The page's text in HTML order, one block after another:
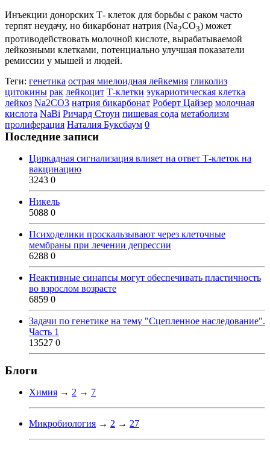
Инъекции донорских Т- клеток для борьбы с раком часто
терпят неудачу, но бикарбонат натрия (Na2CO3) может
противодействовать молочной кислоте, вырабатываемой
лейкозными клетками, потенциально улучшая показатели
ремиссии у мышей и людей.
Теги: генетика острая миелоидная лейкемия гликолиз
цитокины рак лейкоцит Т-клетки эукариотическая клетка
лейкоз Na2CO3 натрия бикарбонат Роберт Цайзер молочная
кислота NaBi Ричард Стоун пищевая сода метаболизм
пролиферация Наталия Буксбаум 0
Последние записи
Циркадная сигнализация влияет на ответ Т-клеток на
вакцинацию
3243 0
Никель
5088 0
Психоделики проскальзывают через клеточные
мембраны при лечении депрессии
6288 0
Неактивные синапсы могут обеспечивать пластичность
во взрослом возрасте
6859 0
Задачи по генетике на тему "Сцепленное наследование".
Часть 1
13527 0
Блоги
Химия → 2 → 7
Микробиология → 2 → 27